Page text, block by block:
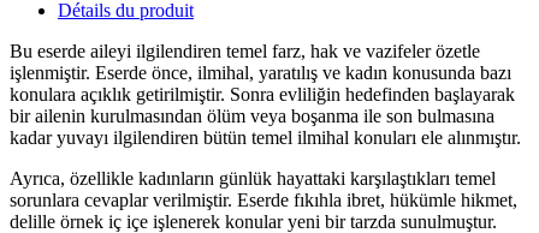
Détails du produit
Bu eserde aileyi ilgilendiren temel farz, hak ve vazifeler özetle
işlenmiştir. Eserde önce, ilmihal, yaratılış ve kadın konusunda bazı
konulara açıklık getirilmiştir. Sonra evliliğin hedefinden başlayarak
bir ailenin kurulmasından ölüm veya boşanma ile son bulmasına
kadar yuvayı ilgilendiren bütün temel ilmihal konuları ele alınmıştır.
Ayrıca, özellikle kadınların günlük hayattaki karşılaştıkları temel
sorunlara cevaplar verilmiştir. Eserde fıkıhla ibret, hükümle hikmet,
delille örnek iç içe işlenerek konular yeni bir tarzda sunulmuştur.